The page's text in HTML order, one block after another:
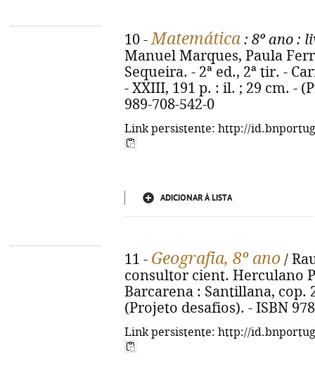
10 -Matemática : 8º ano :
Manuel Marques, Paula
Sequeira. - 2ª ed., 2ª tir. -
- XXIII, 191 p. : il. ; 29 cm. -
989-708-542-0
Link persistente: http://
ADICIONAR À LISTA
11 - Geografia, 8º ano /
consultor cient. Herculano
Barcarena : Santillana, cop.
(Projeto desafios). - ISBN
Link persistente: http://